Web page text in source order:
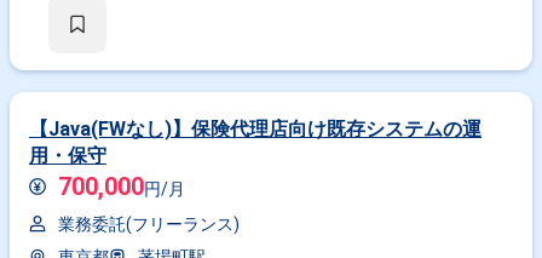
【Java(FWなし)】保険代理店向け既存システムの運
用・保守
700,000円/月
業務委託(フリーランス)